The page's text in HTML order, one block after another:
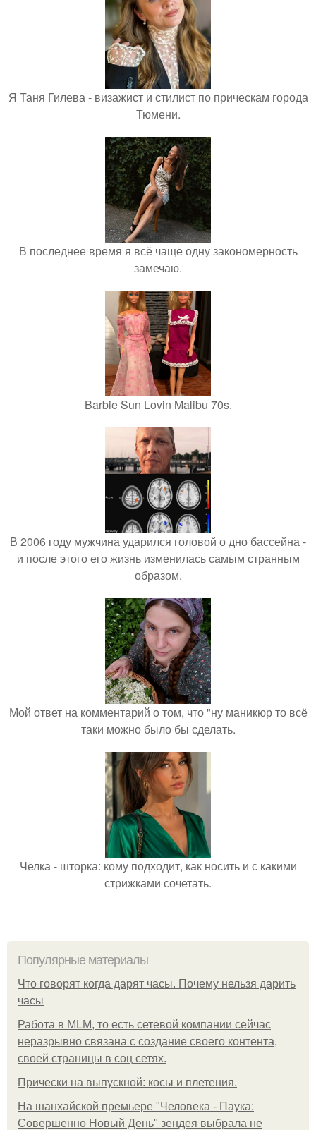
Я Таня Гилева - визажист и стилист по прическам города
Тюмени.
В последнее время я всё чаще одну закономерность
замечаю.
Barbie Sun Lovin Malibu 70s.
В 2006 году мужчина ударился головой о дно бассейна -
и после этого его жизнь изменилась самым странным
образом.
Мой ответ на комментарий о том, что "ну маникюр то всё
таки можно было бы сделать.
Челка - шторка: кому подходит, как носить и с какими
стрижками сочетать.
Популярные материалы
Что говорят когда дарят часы. Почему нельзя дарить
часы
Работа в MLM, то есть сетевой компании сейчас
неразрывно связана с создание своего контента,
своей страницы в соц сетях.
Прически на выпускной: косы и плетения.
На шанхайской премьере "Человека - Паука:
Совершенно Новый День" зендея выбрала не